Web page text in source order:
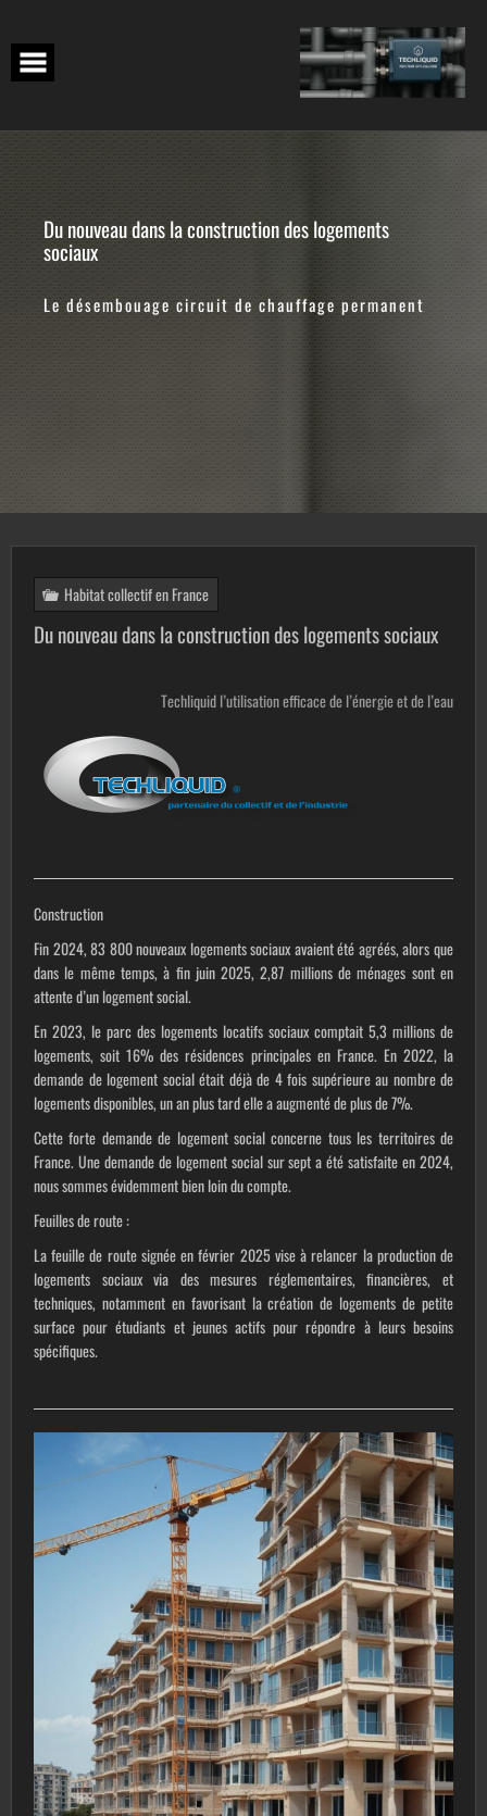
content
Du nouveau dans la construction des logements
sociaux
Le désembouage circuit de chauffage permanent
Habitat collectif en France
Du nouveau dans la construction des logements sociaux
Techliquid l’utilisation efficace de l’énergie et de l’eau
Construction
Fin 2024, 83 800 nouveaux logements sociaux avaient été agréés, alors que
dans le même temps, à fin juin 2025, 2,87 millions de ménages sont en
attente d’un logement social.
En 2023, le parc des logements locatifs sociaux comptait 5,3 millions de
logements, soit 16% des résidences principales en France. En 2022, la
demande de logement social était déjà de 4 fois supérieure au nombre de
logements disponibles, un an plus tard elle a augmenté de plus de 7%.
Cette forte demande de logement social concerne tous les territoires de
France. Une demande de logement social sur sept a été satisfaite en 2024,
nous sommes évidemment bien loin du compte.
Feuilles de route:
La feuille de route signée en février 2025 vise à relancer la production de
logements sociaux via des mesures réglementaires, financières, et
techniques, notamment en favorisant la création de logements de petite
surface pour étudiants et jeunes actifs pour répondre à leurs besoins
spécifiques.